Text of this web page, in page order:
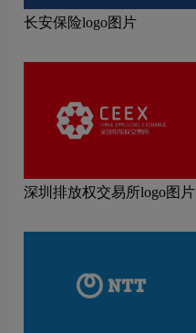
长安保险logo图片
深圳排放权交易所logo图片